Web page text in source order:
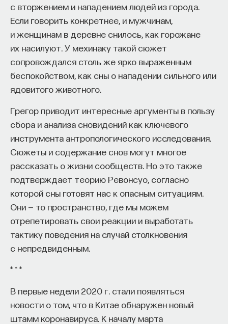
с вторжением и нападением людей из города.
Если говорить конкретнее, и мужчинам,
и женщинам в деревне снилось, как горожане
их насилуют. У мехинаку такой сюжет
сопровождался столь же ярко выраженным
беспокойством, как сны о нападении сильного или
ядовитого животного.
Грегор приводит интересные аргументы в пользу
сбора и анализа сновидений как ключевого
инструмента антропологического исследования.
Сюжеты и содержание снов могут многое
рассказать о жизни сообществ. Но это также
подтверждает теорию Ревонсуо, согласно
которой сны готовят нас к опасным ситуациям.
Они — то пространство, где мы можем
отрепетировать свои реакции и выработать
тактику поведения на случай столкновения
с непредвиденным.
* * *
В первые недели 2020 г. стали появляться
новости о том, что в Китае обнаружен новый
штамм коронавируса. К началу марта